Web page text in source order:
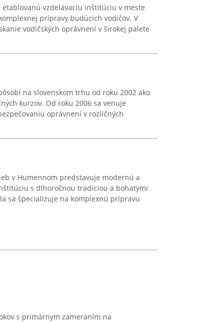
vzdelávaciu inštitúciu v meste
prípravy budúcich vodičov. V
vodičských oprávnení v širokej palete
na slovenskom trhu od roku 2002 ako
kurzov. Od roku 2006 sa venuje
oprávnení v rozličných
v Humennom predstavuje modernú a
s dlhoročnou tradíciou a bohatými
sa špecializuje na komplexnú prípravu
s primárnym zameraním na